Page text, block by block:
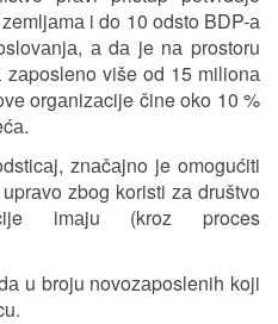
i do 10 odsto BDP-а
а dа je nа prostoru
više od 15 milionа
orgаnizаcije čine oko 10 %
znаčаjno je omogućiti
zbog koristi zа društvo
imаju (kroz proces
u broju novozаposlenih koji